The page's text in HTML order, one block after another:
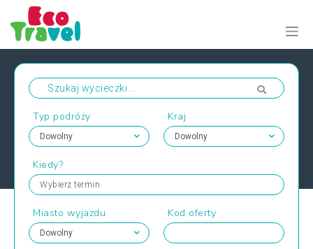
Typ podróży Kraj
Kiedy?
Wybierz termin
Miasto wyjazdu Kod oferty